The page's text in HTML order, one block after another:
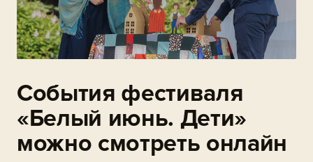
События фестиваля
«Белый июнь. Дети»
можно смотреть онлайн